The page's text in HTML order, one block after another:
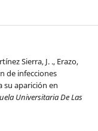
Sierra, J. ., Erazo,
de infecciones
su aparición en
Universitaria De Las